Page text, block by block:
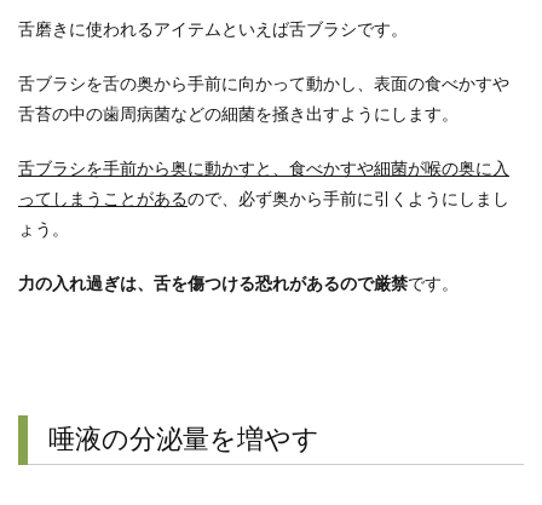
舌磨きに使われるアイテムといえば舌ブラシです。
舌ブラシを舌の奥から手前に向かって動かし、表面の食べかすや
舌苔の中の歯周病菌などの細菌を掻き出すようにします。
舌ブラシを手前から奥に動かすと、食べかすや細菌が喉の奥に入
ってしまうことがあるので、必ず奥から手前に引くようにしまし
ょう。
力の入れ過ぎは、舌を傷つける恐れがあるので厳禁です。
唾液の分泌量を増やす